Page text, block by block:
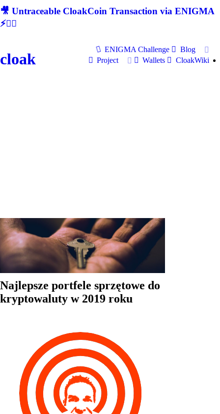
🎥 Untraceable CloakCoin Transaction via ENIGMA
⚡🕵‍♂
cloak
ENIGMA Challenge
Blog
Project
Wallets CloakWiki
Najlepsze portfele sprzętowe do
kryptowaluty w 2019 roku